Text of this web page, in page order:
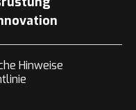
Hinweise